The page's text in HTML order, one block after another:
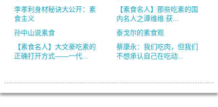
李孝利身材秘诀大公开：素
食主义
【素食名人】那些吃素的国
内名人之谭维维:获...
孙中山说素食
泰戈尔的素食观
【素食名人】大文豪吃素的
正确打开方式——一代...
蔡康永：我们吃肉，但我们
不想承认自己在吃动...